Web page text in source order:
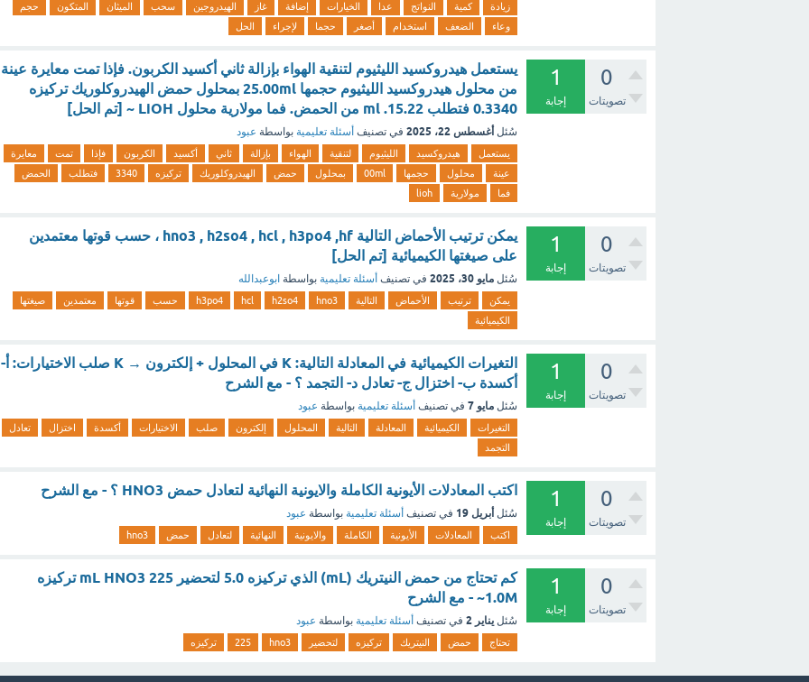
زيادة
كمية النواتج عدا الخيارات إضافة غاز الهيدروجين سحب الميثان المتكون
حجم
وعاء
الضعف استخدام أصغر حجما لإجراء الحل
0
تصويتات
1
إجابة
يستعمل هيدروكسيد الليثيوم لتنقية الهواء بإزالة ثاني أكسيد الكربون. فإذا تمت معايرة عينة
من محلول هيدروكسيد الليثيوم حجمها 25.00ml بمحلول حمض الهيدروكلوريك تركيزه
0.3340 فتطلب ml .15.22 من الحمض. فما مولارية محلول LiOH ~ [تم الحل]
سُئل أغسطس 22، 2025 في تصنيف أسئلة تعليمية بواسطة عبود
يستعمل هيدروكسيد الليثيوم لتنقية الهواء بإزالة ثاني أكسيد الكربون فإذا تمت
معايرة
عينة
محلول حجمها 00ml بمحلول حمض الهيدروكلوريك تركيزه 3340 فتطلب
الحمض
فما
مولارية lioh
0
تصويتات
1
إجابة
يمكن ترتيب الأحماض التالية hno3 , h2so4 , hcl , h3po4 ,hf ، حسب قوتها معتمدين
على صيغتها الكيميائية [تم الحل]
سُئل مايو 30، 2025 في تصنيف أسئلة تعليمية بواسطة ابوعبدالله
يمكن ترتيب الأحماض التالية hno3
h2so4
hcl
h3po4 حسب قوتها معتمدين
صيغتها
الكيميائية
0
تصويتات
1
إجابة
التغيرات الكيميائية في المعادلة التالية: K في المحلول + إلكترون → K صلب الاختيارات: أ-
أكسدة ب- اختزال ج- تعادل د- التجمد ؟ - مع الشرح
سُئل مايو 7 في تصنيف أسئلة تعليمية بواسطة عبود
التغيرات الكيميائية المعادلة التالية المحلول إلكترون صلب الاختيارات أكسدة اختزال
تعادل
التجمد
0
تصويتات
1
إجابة
اكتب المعادلات الأيونية الكاملة والايونية النهائية لتعادل حمض HNO3 ؟ - مع الشرح
سُئل أبريل 19 في تصنيف أسئلة تعليمية بواسطة عبود
اكتب المعادلات الأيونية الكاملة والايونية النهائية لتعادل حمض hno3
0
تصويتات
1
إجابة
كم تحتاج من حمض النيتريك (mL) الذي تركيزه 5.0 لتحضير mL HNO3 225 ترکیزه
1.0M~ - مع الشرح
سُئل يناير 2 في تصنيف أسئلة تعليمية بواسطة عبود
تحتاج حمض النيتريك تركيزه لتحضير hno3
225 ترکیزه